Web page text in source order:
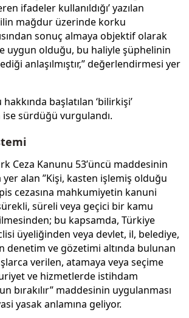
ifadeler kullanıldığı’ yazılan
mağdur üzerinde korku
sonuç almaya objektif olarak
uygun olduğu, bu haliyle şüphelinin
anlaşılmıştır,” değerlendirmesi yer
başlatılan ‘bilirkişi’
ise sürdüğü vurgulandı.
Ceza Kanunu 53’üncü maddesinin
yer alan ”Kişi, kasten işlemiş olduğu
cezasına mahkumiyetin kanuni
süreli veya geçici bir kamu
bu kapsamda, Türkiye
üyeliğinden veya devlet, il, belediye,
denetim ve gözetimi altında bulunan
verilen, atamaya veya seçime
ve hizmetlerde istihdam
bırakılır” maddesinin uygulanması
yasak anlamına geliyor.